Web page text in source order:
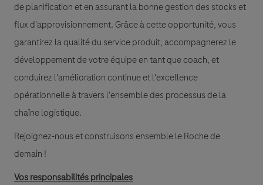
de planification et en assurant la bonne gestion des stocks et
flux d'approvisionnement. Grâce à cette opportunité, vous
garantirez la qualité du service produit, accompagnerez le
développement de votre équipe en tant que coach, et
conduirez l'amélioration continue et l'excellence
opérationnelle à travers l'ensemble des processus de la
chaîne logistique.
Rejoignez-nous et construisons ensemble le Roche de
demain !
Vos responsabilités principales